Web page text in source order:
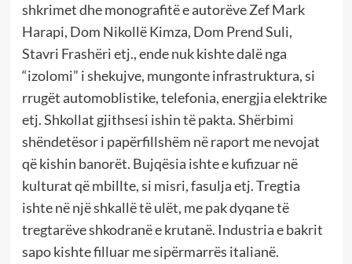
shkrimet dhe monografitë e autorëve Zef Mark
Harapi, Dom Nikollë Kimza, Dom Prend Suli,
Stavri Frashëri etj., ende nuk kishte dalë nga
“izolomi” i shekujve, mungonte infrastruktura, si
rrugët automoblistike, telefonia, energjia elektrike
etj. Shkollat gjithsesi ishin të pakta. Shërbimi
shëndetësor i papërfillshëm në raport me nevojat
që kishin banorët. Bujqësia ishte e kufizuar në
kulturat që mbillte, si misri, fasulja etj. Tregtia
ishte në një shkallë të ulët, me pak dyqane të
tregtarëve shkodranë e krutanë. Industria e bakrit
sapo kishte filluar me sipërmarrës italianë.